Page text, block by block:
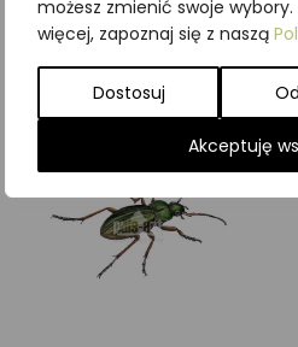
możesz zmienić swoje
więcej, zapoznaj się z naszą
Dostosuj
Akceptuję
Podobne produkty